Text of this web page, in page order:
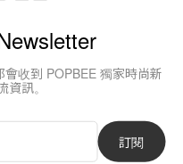
們的聖誕禮物準備好了嗎？下
收到 POPBEE 獨家時尚新
訊。
訂閱